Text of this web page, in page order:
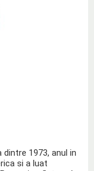
dintre 1973, anul in
si a luat